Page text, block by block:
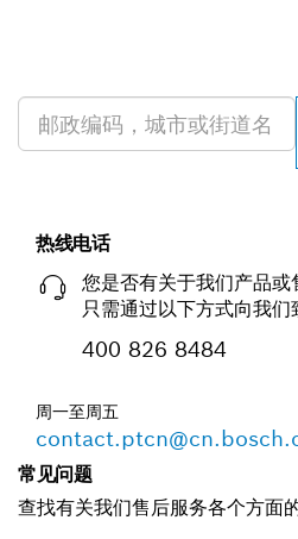
热线电话
您是否有关于我们产品
只需通过以下方式向我们
400 826 8484
周一至周五
常见问题
查找有关我们售后服务各个方面